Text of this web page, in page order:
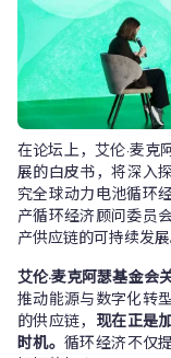
在论坛上，艾伦·麦
展的白皮书，将深入
究全球动力电池循环
产循环经济顾问委员
产供应链的可持续发展
艾伦·麦克阿瑟基金会
推动能源与数字化转
的供应链， 现在正是
时机。循环经济不仅